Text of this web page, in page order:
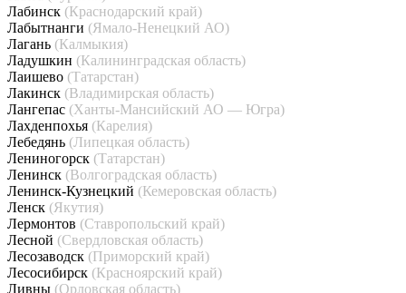
Лабинск (Краснодарский край)
Лабытнанги (Ямало-Ненецкий АО)
Лагань (Калмыкия)
Ладушкин (Калининградская область)
Лаишево (Татарстан)
Лакинск (Владимирская область)
Лангепас (Ханты-Мансийский АО — Югра)
Лахденпохья (Карелия)
Лебедянь (Липецкая область)
Лениногорск (Татарстан)
Ленинск (Волгоградская область)
Ленинск-Кузнецкий (Кемеровская область)
Ленск (Якутия)
Лермонтов (Ставропольский край)
Лесной (Свердловская область)
Лесозаводск (Приморский край)
Лесосибирск (Красноярский край)
Ливны (Орловская область)